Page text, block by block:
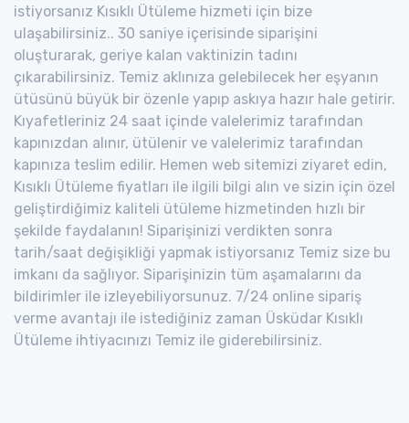
istiyorsanız Kısıklı Ütüleme hizmeti için bize
ulaşabilirsiniz.. 30 saniye içerisinde siparişini
oluşturarak, geriye kalan vaktinizin tadını
çıkarabilirsiniz. Temiz aklınıza gelebilecek her eşyanın
ütüsünü büyük bir özenle yapıp askıya hazır hale getirir.
Kıyafetleriniz 24 saat içinde valelerimiz tarafından
kapınızdan alınır, ütülenir ve valelerimiz tarafından
kapınıza teslim edilir. Hemen web sitemizi ziyaret edin,
Kısıklı Ütüleme fiyatları ile ilgili bilgi alın ve sizin için özel
geliştirdiğimiz kaliteli ütüleme hizmetinden hızlı bir
şekilde faydalanın! Siparişinizi verdikten sonra
tarih/saat değişikliği yapmak istiyorsanız Temiz size bu
imkanı da sağlıyor. Siparişinizin tüm aşamalarını da
bildirimler ile izleyebiliyorsunuz. 7/24 online sipariş
verme avantajı ile istediğiniz zaman Üsküdar Kısıklı
Ütüleme ihtiyacınızı Temiz ile giderebilirsiniz.